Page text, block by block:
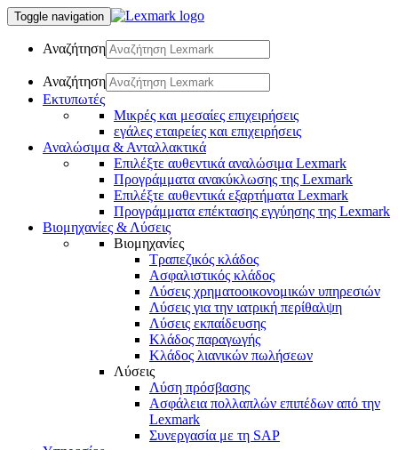
Toggle navigation
Αναζήτηση
Αναζήτηση
Εκτυπωτές
Μικρές και μεσαίες επιχειρήσεις
εγάλες εταιρείες και επιχειρήσεις
Αναλώσιμα & Ανταλλακτικά
Επιλέξτε αυθεντικά αναλώσιμα Lexmark
Προγράμματα ανακύκλωσης της Lexmark
Επιλέξτε αυθεντικά εξαρτήματα Lexmark
Προγράμματα επέκτασης εγγύησης της Lexmark
Βιομηχανίες & Λύσεις
Βιομηχανίες
Τραπεζικός κλάδος
Ασφαλιστικός κλάδος
Λύσεις χρηματοοικονομικών υπηρεσιών
Λύσεις για την ιατρική περίθαλψη
Λύσεις εκπαίδευσης
Κλάδος παραγωγής
Κλάδος λιανικών πωλήσεων
Λύσεις
Λύση πρόσβασης
Ασφάλεια πολλαπλών επιπέδων από την
Lexmark
Συνεργασία με τη SAP